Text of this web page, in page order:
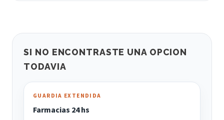
SI NO ENCONTRASTE UNA OPCION
TODAVIA
GUARDIA EXTENDIDA
Farmacias 24 hs